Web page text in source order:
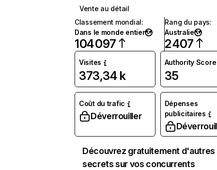
Vente au détail
Classement mondial:
Dans le monde entier
104 097
Rang du pays:
Australie
2 407
Visites
373,34 k
Authority Score
35
Coût du trafic
Déverrouiller
Dépenses
publicitaires
Découvrez gratuitement d'autres
secrets sur vos concurrents